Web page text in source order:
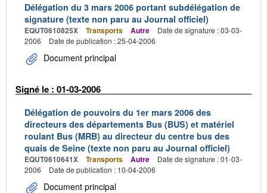
Délégation du 3 mars 2006 portant subdélégation de
signature (texte non paru au Journal officiel)
EQUT0610825X Transports Autre
Date de signature : 03-03-
2006
Date de publication : 25-04-2006
Document principal
Signé le : 01-03-2006
Délégation de pouvoirs du 1er mars 2006 des
directeurs des départements Bus (BUS) et matériel
roulant Bus (MRB) au directeur du centre bus des
quais de Seine (texte non paru au Journal officiel)
EQUT0610641X Transports Autre
Date de signature : 01-03-
2006
Date de publication : 10-04-2006
Document principal